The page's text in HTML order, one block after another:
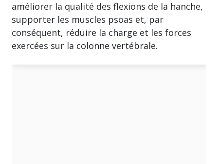
améliorer la qualité des flexions de la hanche,
supporter les muscles psoas et, par
conséquent, réduire la charge et les forces
exercées sur la colonne vertébrale.